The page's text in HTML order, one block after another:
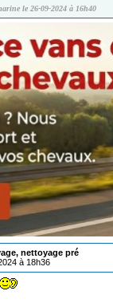
le 26-09-2024 à 16h40
nettoyage pré
à 18h36